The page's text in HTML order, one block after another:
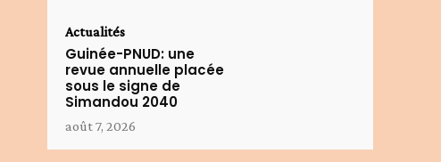
Actualités
Guinée-PNUD: une
revue annuelle placée
sous le signe de
Simandou 2040
août 7, 2026